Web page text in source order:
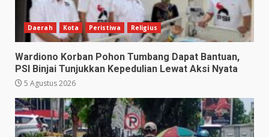
Daerah Kota Peristiwa Religius
Wardiono Korban Pohon Tumbang Dapat Bantuan,
PSI Binjai Tunjukkan Kepedulian Lewat Aksi Nyata
5 Agustus 2026